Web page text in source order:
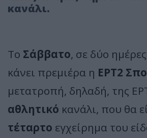
κανάλι.
Το Σάββατο, σε δύο
κάνει πρεμιέρα η ΕΡΤ2
μετατροπή, δηλαδή, της
αθλητικό κανάλι, που θα
τέταρτο εγχείρημα του